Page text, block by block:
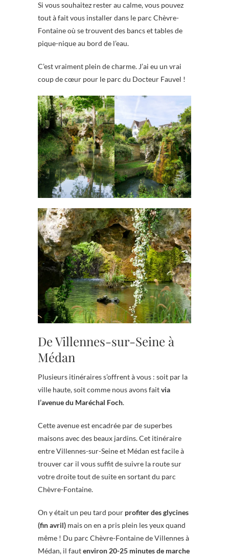
Si vous souhaitez rester au calme, vous pouvez
tout à fait vous installer dans le parc Chèvre-
Fontaine où se trouvent des bancs et tables de
pique-nique au bord de l’eau.
C’est vraiment plein de charme. J’ai eu un vrai
coup de cœur pour le parc du Docteur Fauvel !
De Villennes-sur-Seine à
Médan
Plusieurs itinéraires s’offrent à vous : soit par la
ville haute, soit comme nous avons faitvia
l’avenue du Maréchal Foch.
Cette avenue est encadrée par de superbes
maisons avec des beaux jardins. Cet itinéraire
entre Villennes-sur-Seine et Médan est facile à
trouver car il vous suffit de suivre la route sur
votre droite tout de suite en sortant du parc
Chèvre-Fontaine.
On y était un peu tard pour profiter des glycines
(fin avril) mais on en a pris plein les yeux quand
même ! Du parc Chèvre-Fontaine de Villennes à
Médan, il fautenviron 20-25 minutes de marche